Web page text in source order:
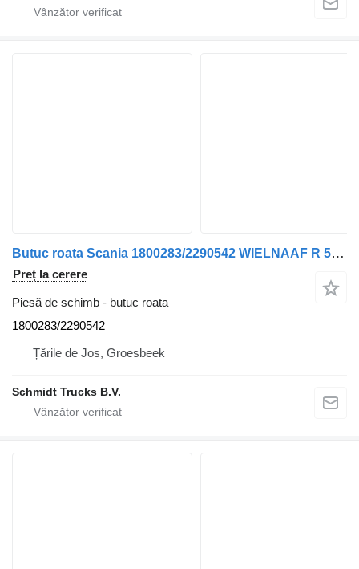
Butuc roata Scania 1800283/2290542 WIELNAAF R 500 EURO 6 pentru camion
Preț la cerere
Piesă de schimb - butuc roata
1800283/2290542
Țările de Jos, Groesbeek
Schmidt Trucks B.V.